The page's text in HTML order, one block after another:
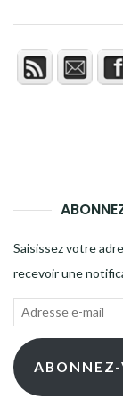
Saisissez votre
recevoir une
Adresse
mail ABONNEZ-